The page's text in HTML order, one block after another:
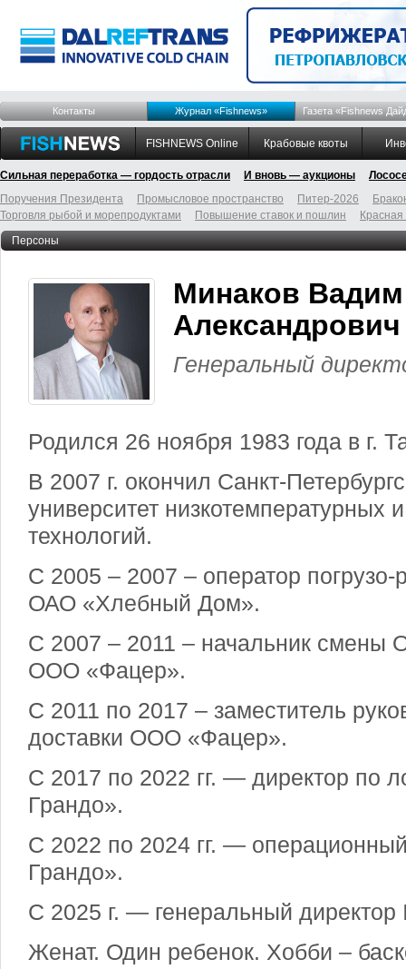
Контакты Журнал «Fishnews» Газета «Fishnews
FISHNEWS Online Крабовые квоты
Сильная переработка — гордость отрасли И вновь — аукционы
Поручения Президента
Промысловое пространство Питер-2026
Торговля рыбой и морепродуктами
Повышение ставок и пошлин
Персоны
Минаков Вадим
Александрович
Генеральный
Родился 26 ноября 1983 года в г.
В 2007 г. окончил Санкт-
университет низкотемпературных
технологий.
С 2005 – 2007 – оператор погрузо-
ОАО «Хлебный Дом».
С 2007 – 2011 – начальник
ООО «Фацер».
С 2011 по 2017 – заместитель
доставки ООО «Фацер».
С 2017 по 2022 гг. — директор по
Грандо».
С 2022 по 2024 гг. —
Грандо».
С 2025 г. — генеральный директор
Женат. Один ребенок. Хобби –